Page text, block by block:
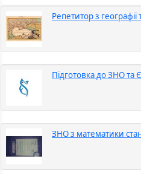
Репетитор з географії
Підготовка до ЗНО та
ЗНО з математики